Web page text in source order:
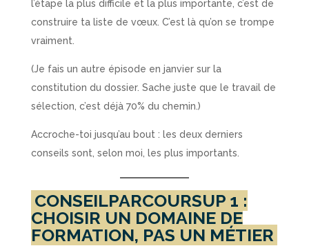
l’étape la plus difficile et la plus importante, c’est de
construire ta liste de vœux. C’est là qu’on se trompe
vraiment.
(Je fais un autre épisode en janvier sur la
constitution du dossier. Sache juste que le travail de
sélection, c’est déjà 70% du chemin.)
Accroche-toi jusqu’au bout : les deux derniers
conseils sont, selon moi, les plus importants.
CONSEILPARCOURSUP 1 :
CHOISIR UN DOMAINE DE
FORMATION, PAS UN MÉTIER